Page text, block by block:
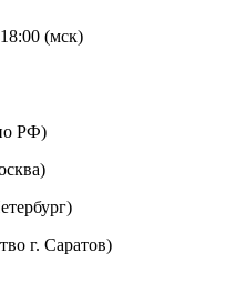
(мск)
РФ)
г. Саратов)